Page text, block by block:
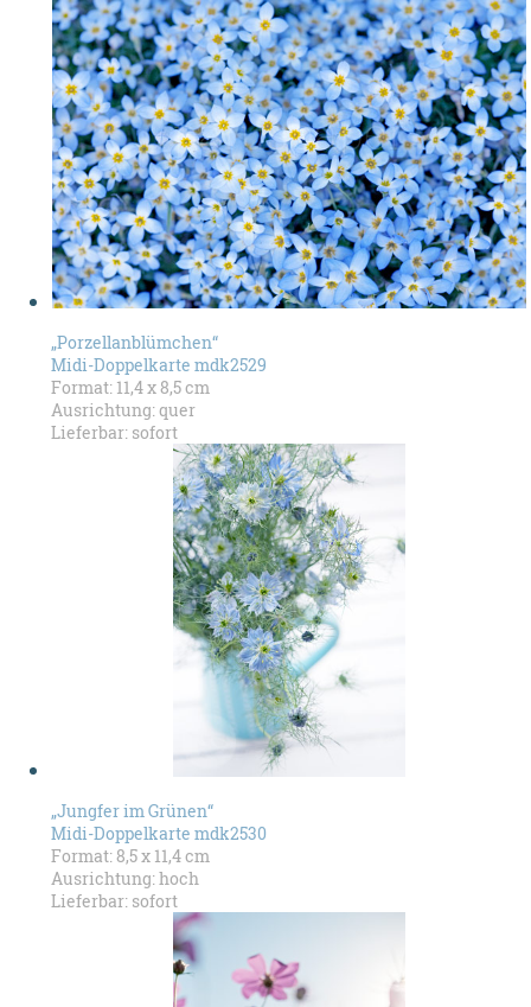
„Porzellanblümchen“
Midi-Doppelkarte mdk2529
Format: 11,4 x 8,5 cm
Ausrichtung: quer
Lieferbar: sofort
„Jungfer im Grünen“
Midi-Doppelkarte mdk2530
Format: 8,5 x 11,4 cm
Ausrichtung: hoch
Lieferbar: sofort